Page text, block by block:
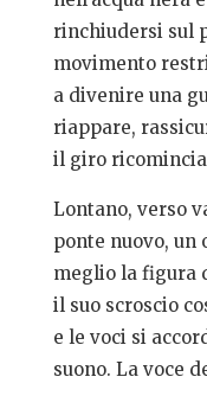
rinchiudersi sul
movimento
a divenire una
riappare,
il giro
Lontano, verso
ponte nuovo, un
meglio la figura
il suo scroscio
e le voci si
suono. La voce